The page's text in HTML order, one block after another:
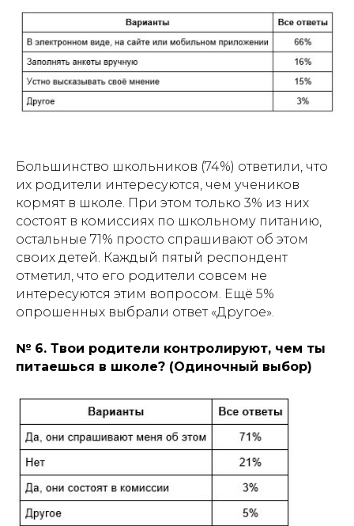
Большинство школьников (74%) ответили, что
их родители интересуются, чем учеников
кормят в школе. При этом только 3% из них
состоят в комиссиях по школьному питанию,
остальные 71% просто спрашивают об этом
своих детей. Каждый пятый респондент
отметил, что его родители совсем не
интересуются этим вопросом. Ещё 5%
опрошенных выбрали ответ «Другое».
№ 6. Твои родители контролируют, чем ты
питаешься в школе? (Одиночный выбор)